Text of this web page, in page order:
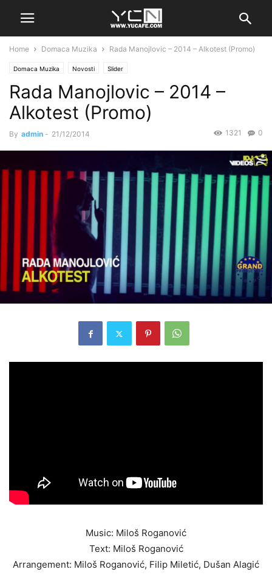
Home Domaca Muzika Rada Manojlovic – 2014 – Alkotest (Promo)
Domaca Muzika Novosti Slider
Rada Manojlovic – 2014 –
Alkotest (Promo)
By admin - 21/12/2014 0
1321
Music: Miloš Roganović
Text: Miloš Roganović
Arrangement: Miloš Roganović, Filip Miletić, Dušan Alagić